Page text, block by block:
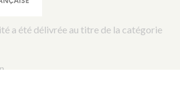
a été délivrée au titre de la catégorie